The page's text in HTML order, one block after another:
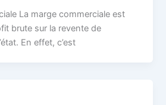
La marge commerciale est
brute sur la revente de
En effet, c’est